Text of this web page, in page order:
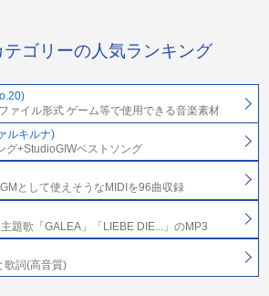
テゴリーの人気ランキング
ァイル形式 ゲーム等で使用できる音楽素材
ルキルナ)
グ+StudioGIWベストソング
として使えそうなMIDIを96曲収録
題歌「GALEA」「LIEBE DIE...」のMP3
歌詞(高音質)